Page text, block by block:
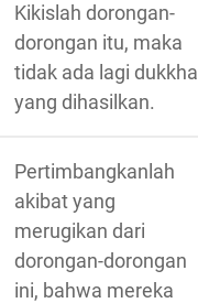
Kikislah dorongan-
dorongan itu, maka
tidak ada lagi dukkha
yang dihasilkan.
Pertimbangkanlah
akibat yang
merugikan dari
dorongan-dorongan
ini, bahwa mereka